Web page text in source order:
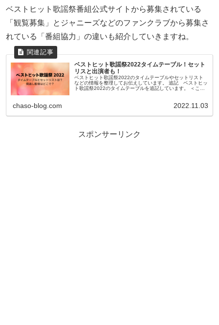
ベストヒット歌謡祭番組公式サイトから募集されている
「観覧募集」とジャニーズなどのファンクラブから募集さ
れている「番組協力」の違いも紹介していきますね。
ベストヒット歌謡祭2022タイムテーブル！セット
リスと出演者も！
ベストヒット歌謡祭2022のタイムテーブルやセットリスト
などの情報を整理してお伝えしています。 追記 ベストヒッ
ト歌謡祭2022のタイムテーブルを追記しています。 ＜この
chaso-blog.com 2022.11.03
スポンサーリンク